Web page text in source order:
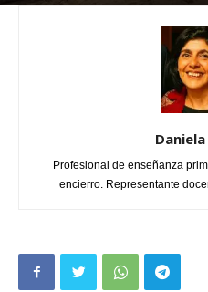
Por Daniela Ramos - noviembre 8,
Profesional de enseñanza
encierro. Representante